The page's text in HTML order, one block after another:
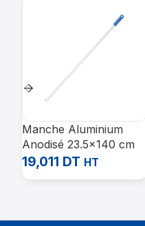
Manche Aluminium
Anodisé 23.5×140 cm
Sans Filetage
19,011 DT HT